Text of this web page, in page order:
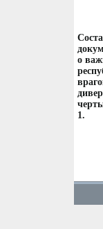
о
1.